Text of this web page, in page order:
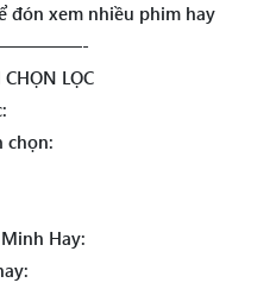
đón xem nhiều phim hay
LỌC
chọn:
Hay: